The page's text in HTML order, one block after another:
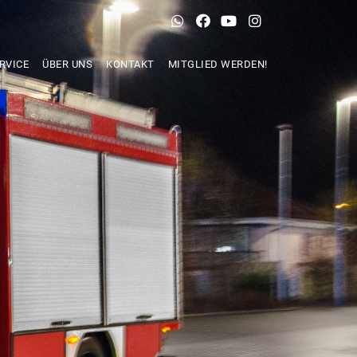
ÜBER UNS KONTAKT MITGLIED WERDEN!